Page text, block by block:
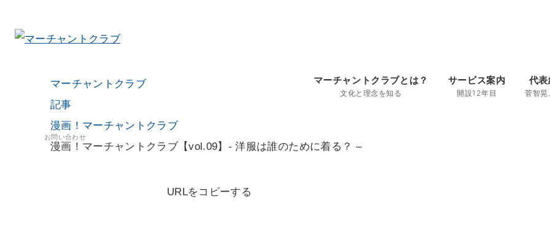
マーチャントクラブとは？
文化と理念を知る
サービス案内
開設12年目
代
菅智晃
お問い合わせ
マーチャントクラブ
記事
漫画！マーチャントクラブ
漫画！マーチャントクラブ【vol.09】- 洋服は誰のために着る？ –
URLをコピーする